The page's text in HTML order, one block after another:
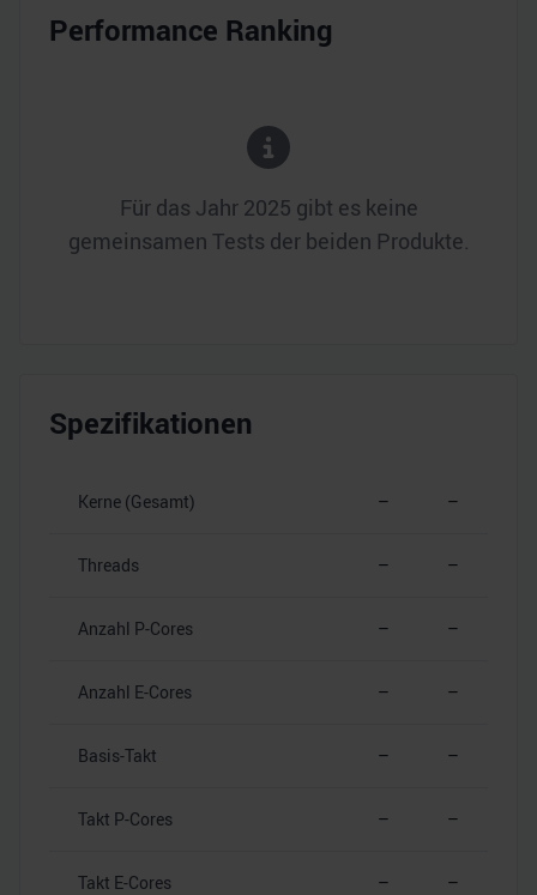
Performance Ranking
Für das Jahr 2025 gibt es keine
gemeinsamen Tests der beiden Produkte.
Spezifikationen
Kerne (Gesamt) – –
Threads – –
Anzahl P-Cores – –
Anzahl E-Cores – –
Basis-Takt – –
Takt P-Cores – –
Takt E-Cores – –